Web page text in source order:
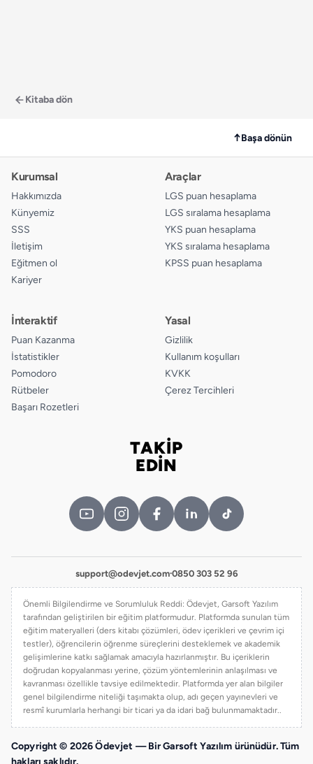
Kitaba dön
↑Başa dönün
Kurumsal
Hakkımızda
Künyemiz
SSS
İletişim
Eğitmen ol
Kariyer
Araçlar
LGS puan hesaplama
LGS sıralama hesaplama
YKS puan hesaplama
YKS sıralama hesaplama
KPSS puan hesaplama
İnteraktif
Puan Kazanma
İstatistikler
Pomodoro
Rütbeler
Başarı Rozetleri
Yasal
Gizlilik
Kullanım koşulları
KVKK
Çerez Tercihleri
TAKİP
EDİN
support@odevjet.com·0850 303 52 96
Önemli Bilgilendirme ve Sorumluluk Reddi: Ödevjet, Garsoft Yazılım
tarafından geliştirilen bir eğitim platformudur. Platformda sunulan tüm
eğitim materyalleri (ders kitabı çözümleri, ödev içerikleri ve çevrim içi
testler), öğrencilerin öğrenme süreçlerini desteklemek ve akademik
gelişimlerine katkı sağlamak amacıyla hazırlanmıştır. Bu içeriklerin
doğrudan kopyalanması yerine, çözüm yöntemlerinin anlaşılması ve
kavranması özellikle tavsiye edilmektedir. Platformda yer alan bilgiler
genel bilgilendirme niteliği taşımakta olup, adı geçen yayınevleri ve
resmî kurumlarla herhangi bir ticari ya da idari bağ bulunmamaktadır..
Copyright © 2026 Ödevjet — Bir Garsoft Yazılım ürünüdür. Tüm
hakları saklıdır.